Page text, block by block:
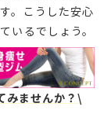
。こうした安心
いるでしょう。
みませんか？\